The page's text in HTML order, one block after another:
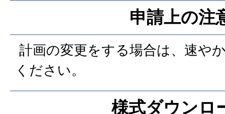
申請上の注
計画の変更をする場合は、速や
ください。
様式ダウンロ